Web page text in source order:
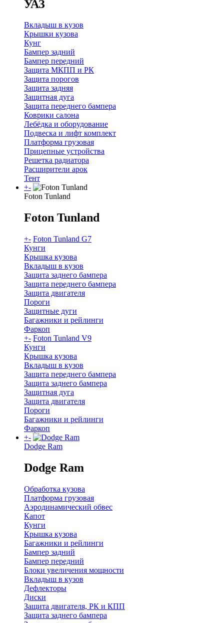
УАЗ
Вкладыш в кузов
Крышки кузова
Кунг
Бампер задний
Бампер передний
Защита МКПП и РК
Защита порогов
Защита задняя
Защитная дуга
Защита переднего бампера
Коврики салона
Лебёдка и оборудование
Подвеска и лифт комплект
Платформа грузовая
Прицепные устройства
Решетка радиатора
Расширители арок
Тент
+-
Foton Tunland
Foton Tunland
+- Foton Tunland G7
Кунги
Крышка кузова
Вкладыш в кузов
Защита заднего бампера
Защита переднего бампера
Защита двигателя
Пороги
Защитные дуги
Багажники и рейлинги
Фаркоп
+- Foton Tunland V9
Кунги
Крышка кузова
Вкладыш в кузов
Защита переднего бампера
Защита заднего бампера
Защитная дуга
Защита двигателя
Пороги
Багажники и рейлинги
Фаркоп
+-
Dodge Ram
Dodge Ram
Обработка кузова
Платформа грузовая
Аэродинамический обвес
Капот
Кунги
Крышка кузова
Багажники и рейлинги
Бампер задний
Бампер передний
Блоки увеличения мощности
Вкладыш в кузов
Дефлекторы
Диски
Защита двигателя, РК и КПП
Защита заднего бампера